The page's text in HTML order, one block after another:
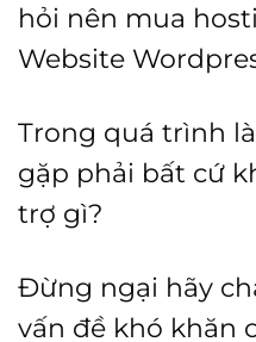
hỏi nên mua
Website
Trong quá trình
gặp phải bất cứ
trợ gì?
Đừng ngại hãy
vấn đề khó khăn